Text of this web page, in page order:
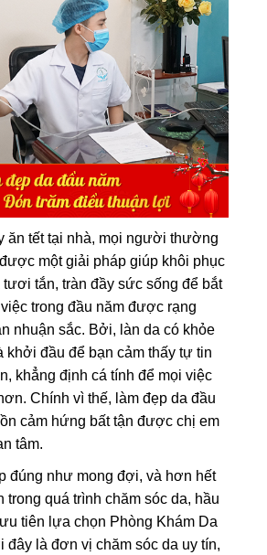
ăn tết tại nhà, mọi người thường
một giải pháp giúp khôi phục
tươi tắn, tràn đầy sức sống để bắt
trong đầu năm được rạng
nhuận sắc. Bởi, làn da có khỏe
khởi đầu để bạn cảm thấy tự tin
khẳng định cá tính để mọi việc
Chính vì thế, làm đẹp da đầu
cảm hứng bất tận được chị em
tâm.
đúng như mong đợi, và hơn hết
trong quá trình chăm sóc da, hầu
tiên lựa chọn Phòng Khám Da
đây là đơn vị chăm sóc da uy tín,